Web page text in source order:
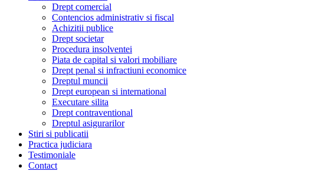
Drept comercial
Contencios administrativ si fiscal
Achizitii publice
Drept societar
Procedura insolventei
Piata de capital si valori mobiliare
Drept penal si infractiuni economice
Dreptul muncii
Drept european si international
Executare silita
Drept contraventional
Dreptul asigurarilor
Stiri si publicatii
Practica judiciara
Testimoniale
Contact